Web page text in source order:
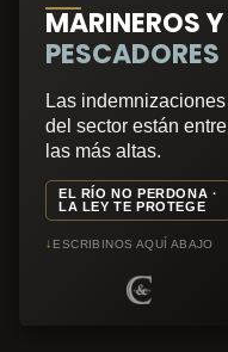
MARINEROS Y
PESCADORES
Las indemnizaciones
del sector están entre
las más altas.
EL RÍO NO PERDONA ·
LA LEY TE PROTEGE
↓ ESCRIBINOS AQUÍ ABAJO